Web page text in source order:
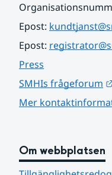
Epost:
Epost:
Press
SMHIs frågeforum
Mer
Om webbplatsen